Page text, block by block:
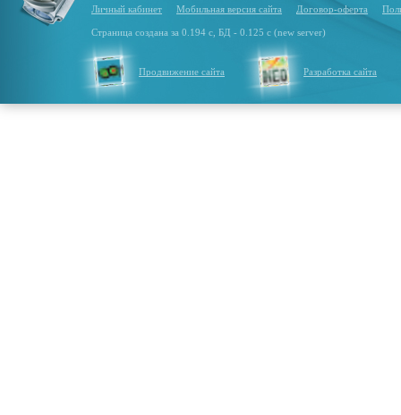
Личный кабинет Мобильная версия сайта Договор-оферта
Страница создана за 0.194 с, БД - 0.125 с (new server)
Продвижение сайта Разработка сайта